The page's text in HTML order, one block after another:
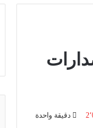
دقيقة واحدة